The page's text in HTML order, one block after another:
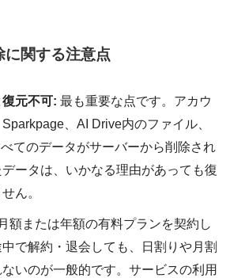
に関する注意点
元不可: 最も重要な点です。アカウ
、AI Drive内のファイル、
てのデータがサーバーから削除され
ータは、いかなる理由があっても復
ん。
月額または年額の有料プランを契約し
で解約・退会しても、日割りや月割
いのが一般的です。サービスの利用